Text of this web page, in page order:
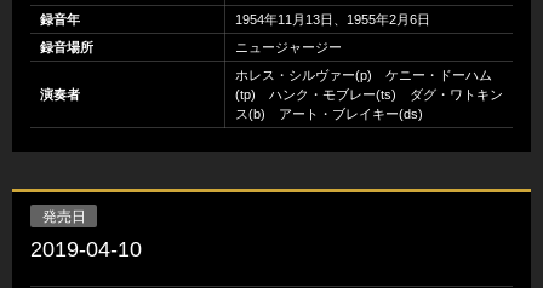
録音年
1954年11月13日、1955年2月6日
録音場所
ニュージャージー
演奏者
ホレス・シルヴァー(p) ケニー・ドーハム
(tp) ハンク・モブレー(ts) ダグ・ワトキン
ス(b) アート・ブレイキー(ds)
発売日
2019-04-10